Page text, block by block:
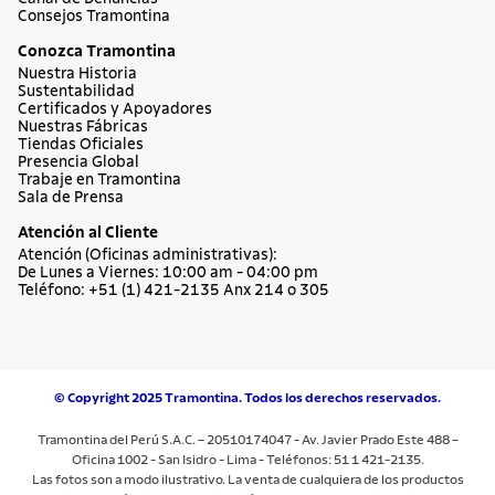
Consejos Tramontina
Conozca Tramontina
Nuestra Historia
Sustentabilidad
Certificados y Apoyadores
Nuestras Fábricas
Tiendas Oficiales
Presencia Global
Trabaje en Tramontina
Sala de Prensa
Atención al Cliente
Atención (Oficinas administrativas):
De Lunes a Viernes: 10:00 am - 04:00 pm
Teléfono: +51 (1) 421-2135 Anx 214 o 305
© Copyright 2025 Tramontina. Todos los derechos reservados.
Tramontina del Perú S.A.C. – 20510174047 - Av. Javier Prado Este 488 –
Oficina 1002 - San Isidro - Lima - Teléfonos: 51 1 421-2135.
Las fotos son a modo ilustrativo. La venta de cualquiera de los productos